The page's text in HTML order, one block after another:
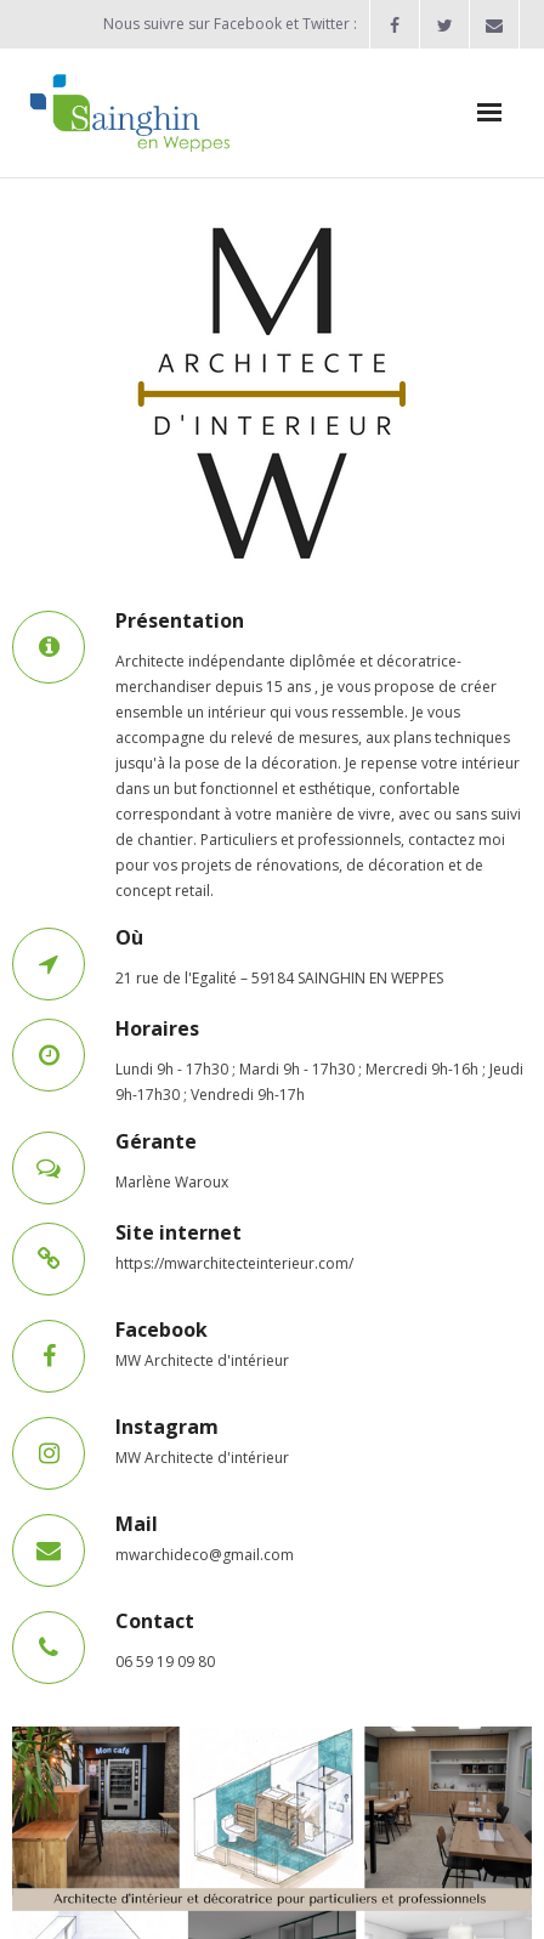
Nous suivre sur Facebook et Twitter :
- Allocation d’études 2025/2026
- Inscriptions rentrée scolaire 2026-2027
- - Ecole Maternelle Thomas Pesquet
- - Ecole Sainte Marie
- - Menus restaurant scolaire
- - Centres de loisirs
- - Mercredis récréatifs
- - Espace jeunes 12 / 17 ans
- - Conseil Municipal Enfants
- - Conseil Municipal Jeunes
- - Recrutement animateurs
- - Maison de la Petite Enfance De Bulle en Bulles
- - Micro-Crèches Atomes Crèchus
- - Micro-Crèches Léa et Léo / Hapili
- - - Hapili Gare par Léa et Léo
- - - Hapili Égalité par Léa et Léo
- Portail Famille
Mairie
- Horaires d’ouverture
- CNI - Passeport - Certification d'identité numérique
- - Carte Nationale d’Identité
- - Certification d’identité numérique
- Élections
- Etat civil – Recensement
- Mariage ou Pacs
Présentation
Architecte indépendante diplômée et décoratrice-
merchandiser depuis 15 ans , je vous propose de créer
ensemble un intérieur qui vous ressemble. Je vous
accompagne du relevé de mesures, aux plans techniques
jusqu'à la pose de la décoration. Je repense votre intérieur
dans un but fonctionnel et esthétique, confortable
correspondant à votre manière de vivre, avec ou sans suivi
de chantier. Particuliers et professionnels, contactez moi
pour vos projets de rénovations, de décoration et de
concept retail.
Où
21 rue de l'Egalité – 59184 SAINGHIN EN WEPPES
Horaires
Lundi 9h - 17h30 ; Mardi 9h - 17h30 ; Mercredi 9h-16h ; Jeudi
9h-17h30 ; Vendredi 9h-17h
Gérante
Marlène Waroux
Site internet
https://mwarchitecteinterieur.com/
Facebook
MW Architecte d'intérieur
Instagram
MW Architecte d'intérieur
Mail
mwarchideco@gmail.com
Contact
06 59 19 09 80